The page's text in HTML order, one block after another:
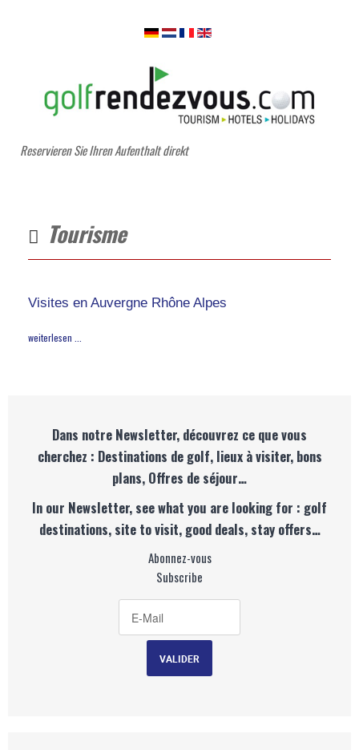
Reservieren Sie Ihren Aufenthalt direkt
Tourisme
Visites en Auvergne Rhône Alpes
weiterlesen ...
Dans notre Newsletter, découvrez ce que vous
cherchez : Destinations de golf, lieux à visiter, bons
plans, Offres de séjour…
In our Newsletter, see what you are looking for : golf
destinations, site to visit, good deals, stay offers…
Abonnez-vous
Subscribe